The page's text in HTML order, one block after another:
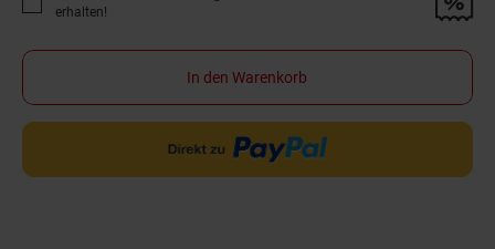
Promotion "Gratis Versand &amp; 30€ Filialgutschein auf diesen Artikel
erhalten!
In den Warenkorb